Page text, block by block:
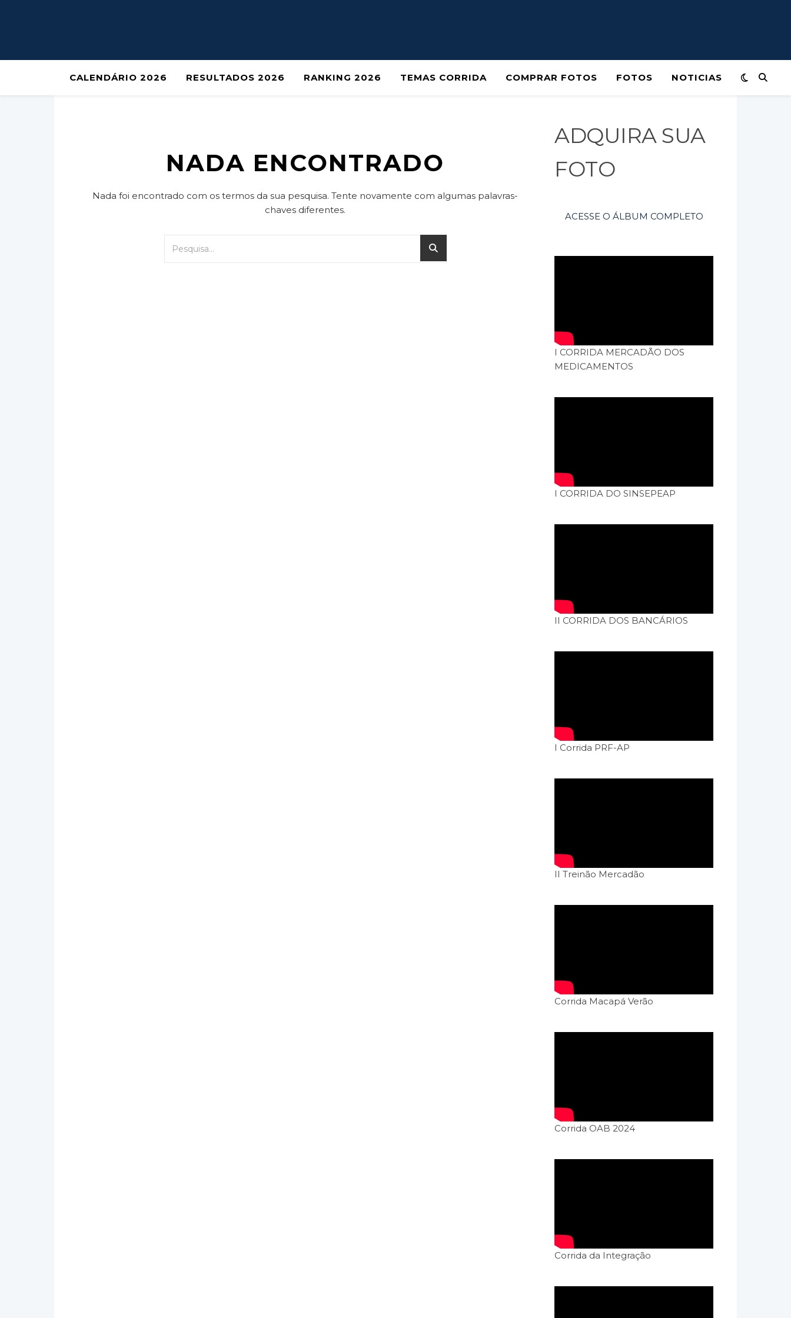
CALENDÁRIO 2026 RESULTADOS 2026 RANKING 2026 TEMAS CORRIDA COMPRAR FOTOS FOTOS NOTICIAS
NADA ENCONTRADO
Nada foi encontrado com os termos da sua pesquisa. Tente novamente com algumas palavras-
chaves diferentes.
ADQUIRA SUA
FOTO
ACESSE O ÁLBUM COMPLETO
I CORRIDA MERCADÃO DOS
MEDICAMENTOS
I CORRIDA DO SINSEPEAP
II CORRIDA DOS BANCÁRIOS
I Corrida PRF-AP
II Treinão Mercadão
Corrida Macapá Verão
Corrida OAB 2024
Corrida da Integração